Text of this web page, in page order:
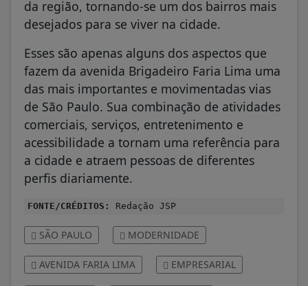
da região, tornando-se um dos bairros mais
desejados para se viver na cidade.
Esses são apenas alguns dos aspectos que
fazem da avenida Brigadeiro Faria Lima uma
das mais importantes e movimentadas vias
de São Paulo. Sua combinação de atividades
comerciais, serviços, entretenimento e
acessibilidade a tornam uma referência para
a cidade e atraem pessoas de diferentes
perfis diariamente.
FONTE/CRÉDITOS: Redação JSP
SÃO PAULO MODERNIDADE
AVENIDA FARIA LIMA EMPRESARIAL